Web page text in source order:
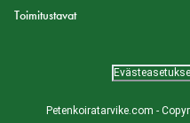
Toimitustavat
Petenkoiratarvike.com -